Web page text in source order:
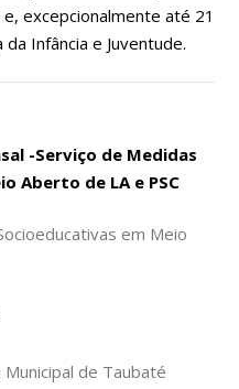
excepcionalmente até 21
Infância e Juventude.
-Serviço de Medidas
Aberto de LA e PSC
em Meio
de Taubaté